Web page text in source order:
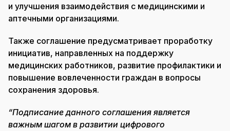
и улучшения взаимодействия с медицинскими и
аптечными организациями.
Также соглашение предусматривает проработку
инициатив, направленных на поддержку
медицинских работников, развитие профилактики и
повышение вовлеченности граждан в вопросы
сохранения здоровья.
“Подписание данного соглашения является
важным шагом в развитии цифрового